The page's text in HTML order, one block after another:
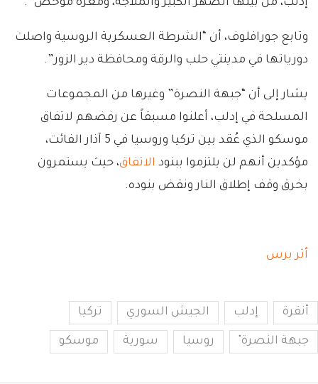
إدلب، من بينها الضهر الكبير والملاجة، ومعرة موخص”.
وتابع جورافلوف، أن “الشرطة العسكرية الروسية واصلت
دورياتها في مدينتي حلب والرقة ومحافظة دير الزور”.
يشار إلى أن “جبهة النصرة” وغيرها من المجموعات
المسلحة في إدلب، أعلنوا مسبقاً عن رفضهم لاتفاق
موسكو الذي عُقد بين تركيا وروسيا في 5 آذار الفائت،
مؤكدين أنهم لن يلتزموا ببنود الاتفاق، حيث يستمرون
بخرق وقف إطلاق النار ونقض بنوده.
أثر برس
أنقرة إدلب الجيش السوري تركيا
جبهة النصرة" روسيا سورية موسكو